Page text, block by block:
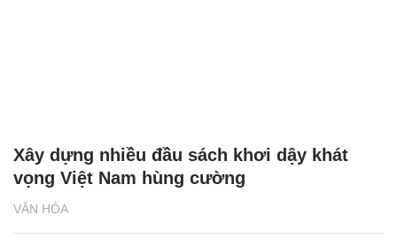
VĂN HÓA
Xây dựng nhiều đầu sách khơi dậy khát
vọng Việt Nam hùng cường